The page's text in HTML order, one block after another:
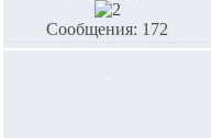
Сообщения: 172